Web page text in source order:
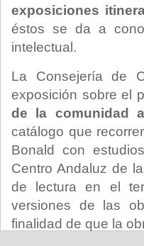
exposiciones
éstos se da a
intelectual.
La Consejería de
exposición sobre el
de la comunidad
catálogo que
Bonald con
Centro Andaluz de
de lectura en el
versiones de las
finalidad de que la